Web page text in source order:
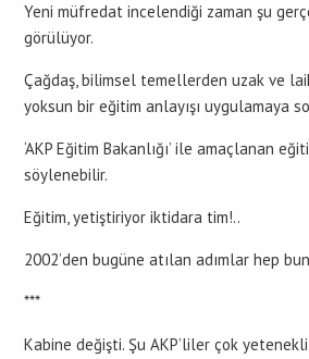
Yeni müfredat incelendiği zaman şu
görülüyor.
Çağdaş, bilimsel temellerden uzak ve
yoksun bir eğitim anlayışı uygulamaya
‘AKP Eğitim Bakanlığı’ ile amaçlanan
söylenebilir.
Eğitim, yetiştiriyor iktidara tim!..
2002’den bugüne atılan adımlar hep
***
Kabine değişti. Şu AKP’liler çok